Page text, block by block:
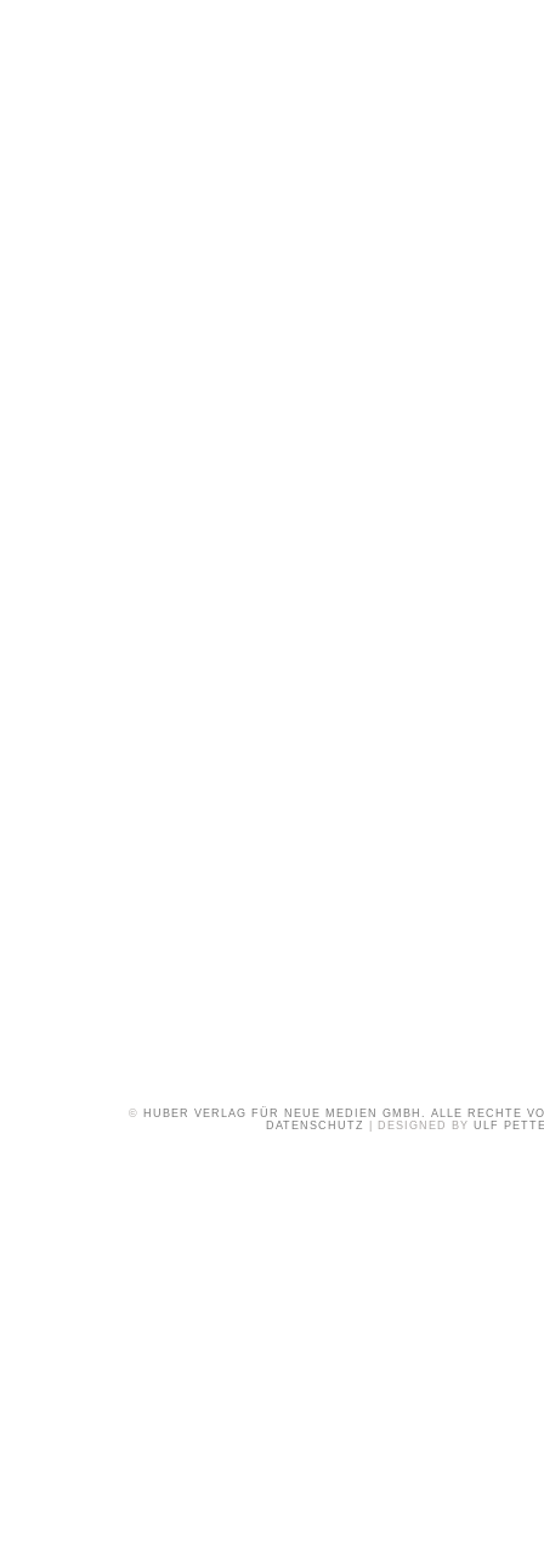
© HUBER VERLAG FÜR NEUE MEDIEN GMBH. ALLE RECHTE
DATENSCHUTZ
| DESIGNED BY ULF